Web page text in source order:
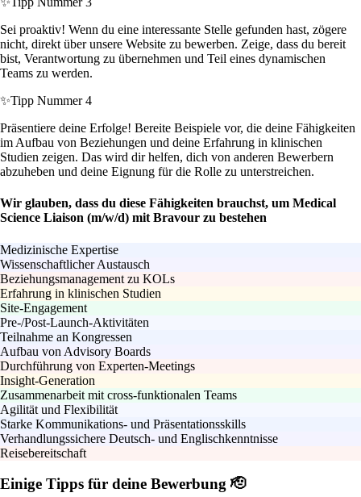
Sei proaktiv! Wenn du eine interessante Stelle gefunden hast, zögere
nicht, direkt über unsere Website zu bewerben. Zeige, dass du bereit
bist, Verantwortung zu übernehmen und Teil eines dynamischen
Teams zu werden.
✨Tipp Nummer 4
Präsentiere deine Erfolge! Bereite Beispiele vor, die deine Fähigkeiten
im Aufbau von Beziehungen und deine Erfahrung in klinischen
Studien zeigen. Das wird dir helfen, dich von anderen Bewerbern
abzuheben und deine Eignung für die Rolle zu unterstreichen.
Wir glauben, dass du diese Fähigkeiten brauchst, um Medical
Science Liaison (m/w/d) mit Bravour zu bestehen
Medizinische Expertise
Wissenschaftlicher Austausch
Beziehungsmanagement zu KOLs
Erfahrung in klinischen Studien
Site-Engagement
Pre-/Post-Launch-Aktivitäten
Teilnahme an Kongressen
Aufbau von Advisory Boards
Durchführung von Experten-Meetings
Insight-Generation
Zusammenarbeit mit cross-funktionalen Teams
Agilität und Flexibilität
Starke Kommunikations- und Präsentationsskills
Verhandlungssichere Deutsch- und Englischkenntnisse
Reisebereitschaft
Einige Tipps für deine Bewerbung 🫡